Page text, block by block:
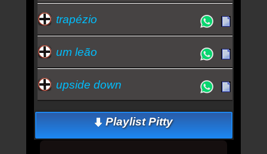
trapézio
um leão
upside down
Playlist Pitty